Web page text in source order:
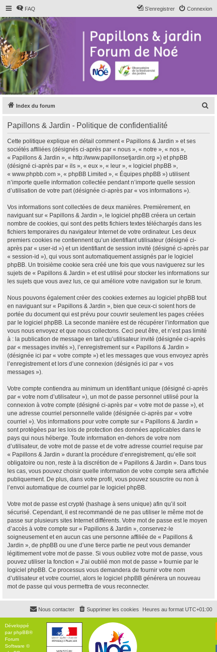
FAQ Connexion
S’enregistrer
Index du forum
Papillons & Jardin - Politique de confidentialité
Cette politique explique en détail comment « Papillons & Jardin » et ses
sociétés affiliées (désignés ci-après par « nous », « notre », « nos »,
« Papillons & Jardin », « http://www.papillonsetjardin.org ») et phpBB
(désigné ci-après par « ils », « eux », « leur », « logiciel phpBB »,
« www.phpbb.com », « phpBB Limited », « Équipes phpBB ») utilisent
n’importe quelle information collectée pendant n’importe quelle session
d’utilisation de votre part (désignée ci-après par « vos informations »).
Vos informations sont collectées de deux manières. Premièrement, en
naviguant sur « Papillons & Jardin », le logiciel phpBB créera un certain
nombre de cookies, qui sont des petits fichiers textes téléchargés dans les
fichiers temporaires du navigateur Internet de votre ordinateur. Les deux
premiers cookies ne contiennent qu’un identifiant utilisateur (désigné ci-
après par « user-id ») et un identifiant de session invité (désigné ci-après par
« session-id »), qui vous sont automatiquement assignés par le logiciel
phpBB. Un troisième cookie sera créé une fois que vous naviguerez sur les
sujets de « Papillons & Jardin » et est utilisé pour stocker les informations sur
les sujets que vous avez lus, ce qui améliore votre navigation sur le forum.
Nous pouvons également créer des cookies externes au logiciel phpBB tout
en naviguant sur « Papillons & Jardin », bien que ceux-ci soient hors de
portée du document qui est prévu pour couvrir seulement les pages créées
par le logiciel phpBB. La seconde manière est de récupérer l’information que
vous nous envoyez et que nous collectons. Ceci peut être, et n’est pas limité
à : la publication de message en tant qu’utilisateur invité (désignée ci-après
par « messages invités »), l’enregistrement sur « Papillons & Jardin »
(désignée ici par « votre compte ») et les messages que vous envoyez après
l’enregistrement et lors d’une connexion (désignés ici par « vos
messages »).
Votre compte contiendra au minimum un identifiant unique (désigné ci-après
par « votre nom d’utilisateur »), un mot de passe personnel utilisé pour la
connexion à votre compte (désigné ci-après par « votre mot de passe »), et
une adresse courriel personnelle valide (désignée ci-après par « votre
courriel »). Vos informations pour votre compte sur « Papillons & Jardin »
sont protégées par les lois de protection des données applicables dans le
pays qui nous héberge. Toute information en-dehors de votre nom
d’utilisateur, de votre mot de passe et de votre adresse courriel requise par
« Papillons & Jardin » durant la procédure d’enregistrement, qu’elle soit
obligatoire ou non, reste à la discrétion de « Papillons & Jardin ». Dans tous
les cas, vous pouvez choisir quelle information de votre compte sera affichée
publiquement. De plus, dans votre profil, vous pouvez souscrire ou non à
l’envoi automatique de courriel par le logiciel phpBB.
Votre mot de passe est crypté (hashage à sens unique) afin qu’il soit
sécurisé. Cependant, il est recommandé de ne pas utiliser le même mot de
passe sur plusieurs sites Internet différents. Votre mot de passe est le moyen
d’accès à votre compte sur « Papillons & Jardin », conservez-le
soigneusement et en aucun cas une personne affiliée de « Papillons &
Jardin », de phpBB ou une d’une tierce partie ne peut vous demander
légitimement votre mot de passe. Si vous oubliez votre mot de passe, vous
pouvez utiliser la fonction « J’ai oublié mon mot de passe » fournie par le
logiciel phpBB. Ce processus vous demandera de fournir votre nom
d’utilisateur et votre courriel, alors le logiciel phpBB générera un nouveau
mot de passe qui vous permettra de vous reconnecter.
Heures au format UTC+01:00
Supprimer les cookies
Nous contacter
Développé
parphpBB®
Forum
Software ©